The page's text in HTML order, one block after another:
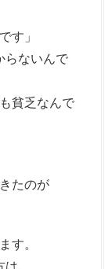
す」
らないんで
貧乏なんで
たのが
す。
、